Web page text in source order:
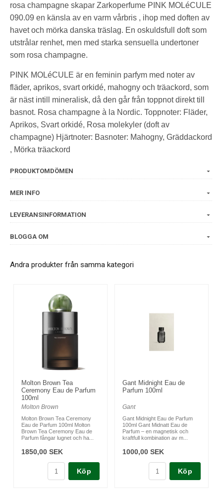
rosa champagne skapar Zarkoperfume PINK MOLéCULE
090.09 en känsla av en varm vårbris , ihop med doften av
havet och mörka danska träslag. En oskuldsfull doft som
utstrålar renhet, men med starka sensuella undertoner
som rosa champagne.
PINK MOLéCULE är en feminin parfym med noter av
fläder, aprikos, svart orkidé, mahogny och träackord, som
är näst intill mineralisk, då den går från toppnot direkt till
basnot. Rosa champagne à la Nordic. Toppnoter: Fläder,
Aprikos, Svart orkidé, Rosa molekyler (doft av
champagne) Hjärtnoter: Basnoter: Mahogny, Gräddackord
, Mörka träackord
PRODUKTOMDÖMEN
MER INFO
LEVERANSINFORMATION
BLOGGA OM
Andra produkter från samma kategori
Molton Brown Tea
Ceremony Eau de Parfum
100ml
Molton Brown
Molton Brown Tea Ceremony
Eau de Parfum 100ml Molton
Brown Tea Ceremony Eau de
Parfum fångar lugnet och ha...
1850,00 SEK
Köp
Gant Midnight Eau de
Parfum 100ml
Gant
Gant Midnight Eau de Parfum
100ml Gant Midnatt Eau de
Parfum – en magnetisk och
kraftfull kombination av m...
1000,00 SEK
Köp